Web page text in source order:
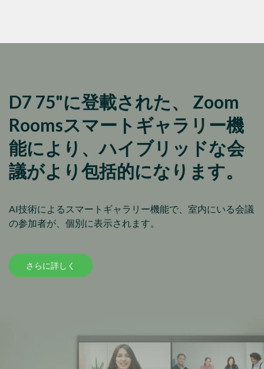
D7 75"に登載された、 Zoom
Roomsスマートギャラリー機
能により、ハイブリッドな会
議がより包括的になります。
AI技術によるスマートギャラリー機能で、室内にいる会議
の参加者が、個別に表示されます。
さらに詳しく